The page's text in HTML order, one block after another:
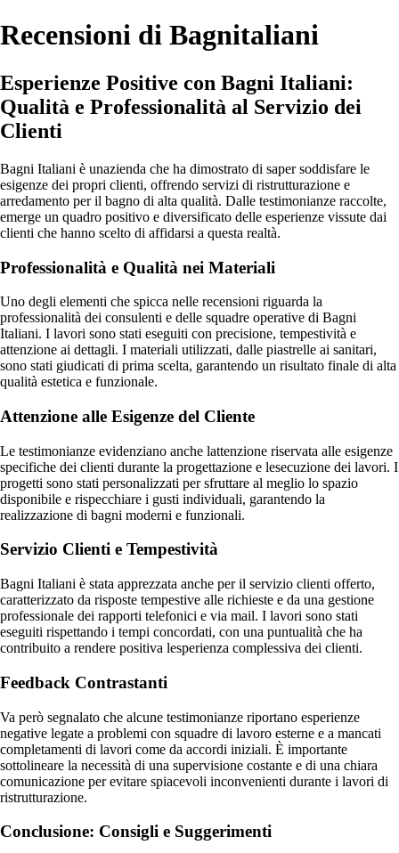
Recensioni di Bagnitaliani
Esperienze Positive con Bagni Italiani:
Qualità e Professionalità al Servizio dei
Clienti
Bagni Italiani è unazienda che ha dimostrato di saper soddisfare le
esigenze dei propri clienti, offrendo servizi di ristrutturazione e
arredamento per il bagno di alta qualità. Dalle testimonianze raccolte,
emerge un quadro positivo e diversificato delle esperienze vissute dai
clienti che hanno scelto di affidarsi a questa realtà.
Professionalità e Qualità nei Materiali
Uno degli elementi che spicca nelle recensioni riguarda la
professionalità dei consulenti e delle squadre operative di Bagni
Italiani. I lavori sono stati eseguiti con precisione, tempestività e
attenzione ai dettagli. I materiali utilizzati, dalle piastrelle ai sanitari,
sono stati giudicati di prima scelta, garantendo un risultato finale di alta
qualità estetica e funzionale.
Attenzione alle Esigenze del Cliente
Le testimonianze evidenziano anche lattenzione riservata alle esigenze
specifiche dei clienti durante la progettazione e lesecuzione dei lavori. I
progetti sono stati personalizzati per sfruttare al meglio lo spazio
disponibile e rispecchiare i gusti individuali, garantendo la
realizzazione di bagni moderni e funzionali.
Servizio Clienti e Tempestività
Bagni Italiani è stata apprezzata anche per il servizio clienti offerto,
caratterizzato da risposte tempestive alle richieste e da una gestione
professionale dei rapporti telefonici e via mail. I lavori sono stati
eseguiti rispettando i tempi concordati, con una puntualità che ha
contribuito a rendere positiva lesperienza complessiva dei clienti.
Feedback Contrastanti
Va però segnalato che alcune testimonianze riportano esperienze
negative legate a problemi con squadre di lavoro esterne e a mancati
completamenti di lavori come da accordi iniziali. È importante
sottolineare la necessità di una supervisione costante e di una chiara
comunicazione per evitare spiacevoli inconvenienti durante i lavori di
ristrutturazione.
Conclusione: Consigli e Suggerimenti